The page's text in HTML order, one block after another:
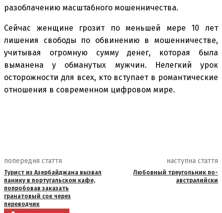
разоблачению масштабного мошенничества.
Сейчас женщине грозит по меньшей мере 10 лет
лишения свободы по обвинению в мошенничестве,
учитывая огромную сумму денег, которая была
выманена у обманутых мужчин. Нелегкий урок
осторожности для всех, кто вступает в романтические
отношения в современном цифровом мире.
попередня стаття
Турист из Азербайджана вызвал
панику в португальском кафе,
попробовав заказать
гранатовый сок через
переводчик
наступна стаття
Любовный треугольник по-
австралийски